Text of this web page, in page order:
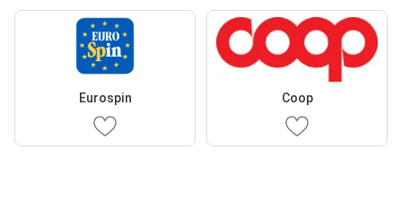
Eurospin Coop